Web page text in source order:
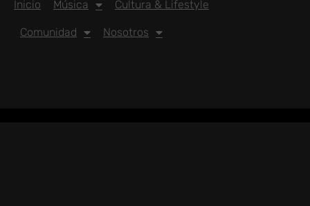
Inicio Música Cultura & Lifestyle
Comunidad Nosotros